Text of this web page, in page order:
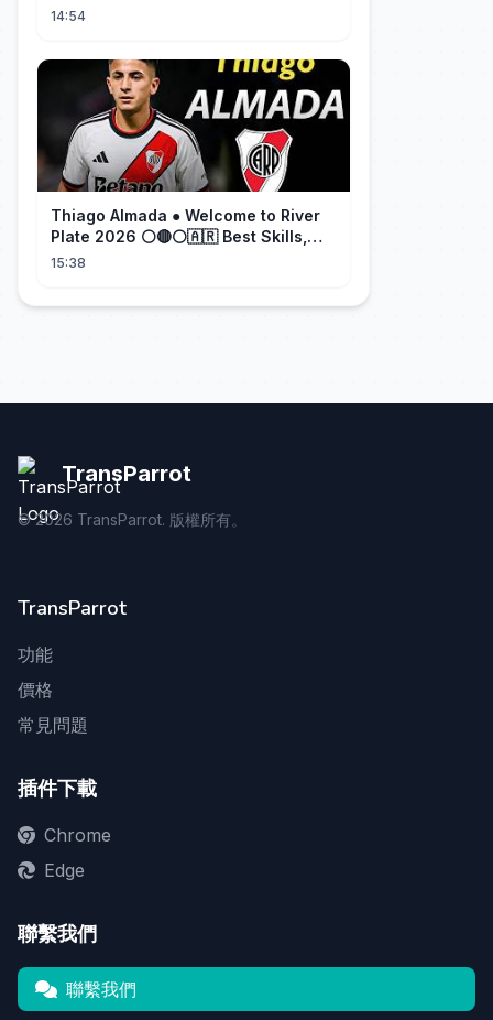
14:54
Thiago Almada ● Welcome to River
Plate 2026 ⚪🔴⚪🇦🇷 Best Skills,
Goals & Passes
15:38
TransParrot
©2026 TransParrot. 版權所有。
TransParrot
功能
價格
常見問題
插件下載
Chrome
Edge
聯繫我們
聯繫我們